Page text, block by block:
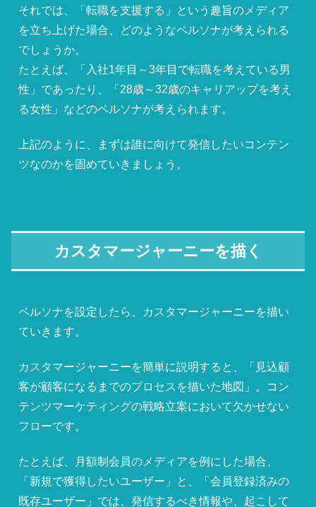
それでは、「転職を支援する」という趣旨のメディア
を立ち上げた場合、どのようなペルソナが考えられる
でしょうか。
たとえば、「入社1年目～3年目で転職を考えている男
性」であったり、「28歳～32歳のキャリアップを考え
る女性」などのペルソナが考えられます。
上記のように、まずは誰に向けて発信したいコンテン
ツなのかを固めていきましょう。
カスタマージャーニーを描く
ペルソナを設定したら、カスタマージャーニーを描い
ていきます。
カスタマージャーニーを簡単に説明すると、「見込顧
客が顧客になるまでのプロセスを描いた地図」。コン
テンツマーケティングの戦略立案において欠かせない
フローです。
たとえば、月額制会員のメディアを例にした場合、
「新規で獲得したいユーザー」と、「会員登録済みの
既存ユーザー」では、発信するべき情報や、起こして